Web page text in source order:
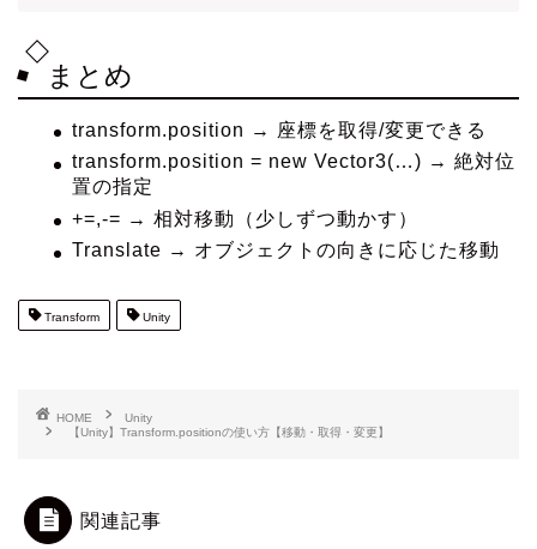
まとめ
transform.position → 座標を取得/変更できる
transform.position = new Vector3(…) → 絶対位
置の指定
+=,-= → 相対移動（少しずつ動かす）
Translate → オブジェクトの向きに応じた移動
Transform Unity
HOME
Unity
【Unity】Transform.positionの使い方【移動・取得・変更】
関連記事